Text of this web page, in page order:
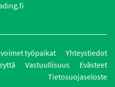
työpaikat
Yhteystiedot
Vastuullisuus
Evästeet
Tietosuojaseloste